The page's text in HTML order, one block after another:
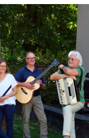
irischer
Abend